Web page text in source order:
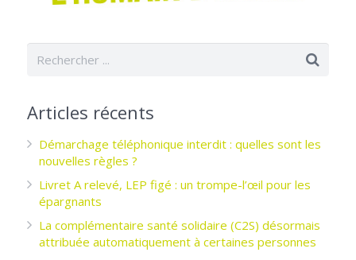
Articles récents
Démarchage téléphonique interdit : quelles sont les
nouvelles règles ?
Livret A relevé, LEP figé : un trompe-l’œil pour les
épargnants ­
La complémentaire santé solidaire (C2S) désormais
attribuée automatiquement à certaines personnes